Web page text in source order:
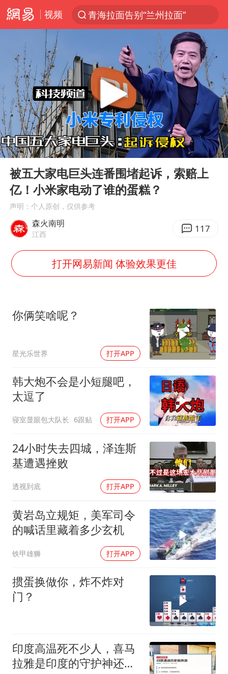
视频
青海拉面告别“兰州拉面”
U17国足三战全胜
青海海西州茫崖市发生3.1级地震
我国编制完成新版全月地质图
台风白海豚登陆地点更新
巡查组提问 工作人员偷用手机查答案
看守所辅警收受10万获刑1年
多地要求领导干部带头休假
台风白海豚进入48小时警戒线
宇树科技发行价格150.80元/股
外交部发言人就广岛核爆81周年等答记者问
佛得角门将亮相智利俱乐部主场
首次证实！“胶球”存在
中方回应是否在太平洋海底开采稀土
27岁女子成组织卖淫集团主犯被通缉
法国将禁止“未经同意的电话营销”
奋进开新局 实干挑大梁
Play
00:00 07:55
被五大家电巨头连番围堵起诉，索赔上
亿！小米家电动了谁的蛋糕？
声明：个人原创，仅供参考
森火南明
江西 117
打开网易新闻 体验效果更佳
你俩笑啥呢？
星光乐世界 打开APP
韩大炮不会是小短腿吧，
太逗了
寝室显眼包大队长 6跟贴 打开APP
24小时失去四城，泽连斯
基遭遇挫败
透视到底 打开APP
黄岩岛立规矩，美军司令
的喊话里藏着多少玄机
铁甲雄狮 打开APP
掼蛋换做你，炸不炸对
门？
印度高温死不少人，喜马
拉雅是印度的守护神还是